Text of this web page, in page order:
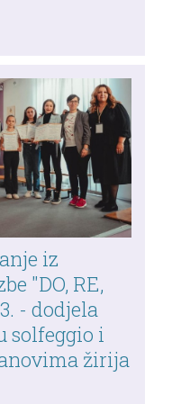
iz
"DO, RE,
- dodjela
solfeggio i
žirija